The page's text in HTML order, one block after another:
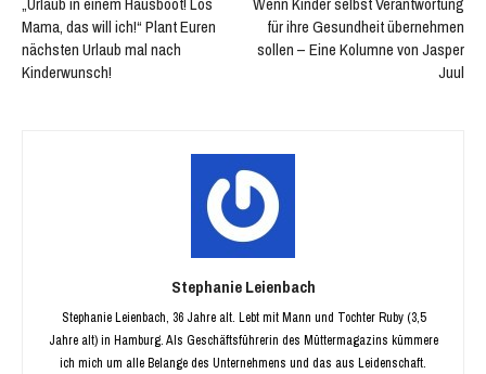
Mama, das will ich!“ Plant Euren
nächsten Urlaub mal nach
Kinderwunsch!
für ihre Gesundheit übernehmen
sollen – Eine Kolumne von Jasper
Juul
Stephanie Leienbach
Stephanie Leienbach, 36 Jahre alt. Lebt mit Mann und Tochter Ruby (3,5
Jahre alt) in Hamburg. Als Geschäftsführerin des Müttermagazins kümmere
ich mich um alle Belange des Unternehmens und das aus Leidenschaft.